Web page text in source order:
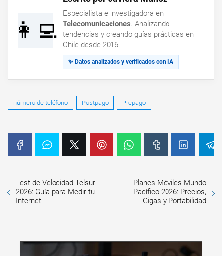
👩‍💻
Especialista e Investigadora en
Telecomunicaciones. Analizando
tendencias y creando guías prácticas en
Chile desde 2016.
✨ Datos analizados y verificados con IA
número de teléfono Postpago Prepago
Test de Velocidad Telsur
2026: Guía para Medir tu
Internet
Planes Móviles Mundo
Pacífico 2026: Precios,
Gigas y Portabilidad